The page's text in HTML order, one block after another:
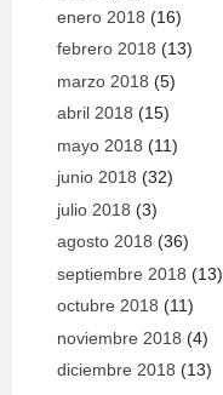
enero 2018 (16)
febrero 2018 (13)
marzo 2018 (5)
abril 2018 (15)
mayo 2018 (11)
junio 2018 (32)
julio 2018 (3)
agosto 2018 (36)
septiembre 2018 (13)
octubre 2018 (11)
noviembre 2018 (4)
diciembre 2018 (13)